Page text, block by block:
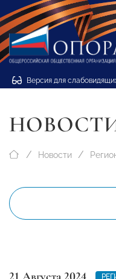
Версия для
Новости